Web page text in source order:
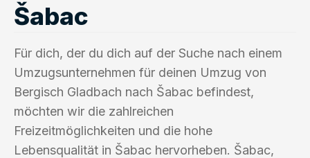
Šabac
Für dich, der du dich auf der Suche nach einem
Umzugsunternehmen für deinen Umzug von
Bergisch Gladbach nach Šabac befindest,
möchten wir die zahlreichen
Freizeitmöglichkeiten und die hohe
Lebensqualität in Šabac hervorheben. Šabac,